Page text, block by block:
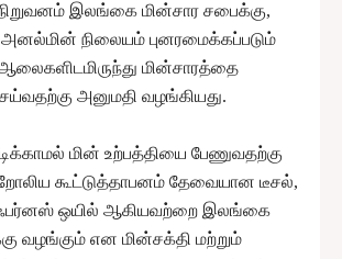
இலங்கை மின்சார சபைக்கு,
நிலையம் புனரமைக்கப்படும்
மின்சாரத்தை
அனுமதி வழங்கியது.
மின் உற்பத்தியை பேணுவதற்கு
கூட்டுத்தாபனம் தேவையான டீசல்,
ஃபர்னஸ் ஒயில் ஆகியவற்றை இலங்கை
வழங்கும் என மின்சக்தி மற்றும்